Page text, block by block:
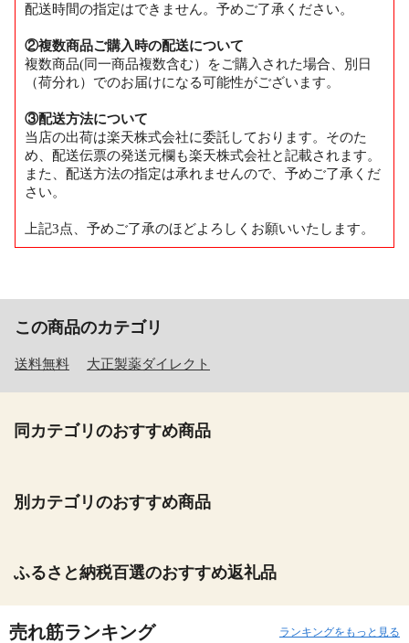
配送時間の指定はできません。予めご了承ください。
②複数商品ご購入時の配送について
複数商品(同一商品複数含む）をご購入された場合、別日
（荷分れ）でのお届けになる可能性がございます。
③配送方法について
当店の出荷は楽天株式会社に委託しております。そのた
め、配送伝票の発送元欄も楽天株式会社と記載されます。
また、配送方法の指定は承れませんので、予めご了承くだ
さい。
上記3点、予めご了承のほどよろしくお願いいたします。
この商品のカテゴリ
送料無料 大正製薬ダイレクト
同カテゴリのおすすめ商品
別カテゴリのおすすめ商品
ふるさと納税百選のおすすめ返礼品
売れ筋ランキング ランキングをもっと見る